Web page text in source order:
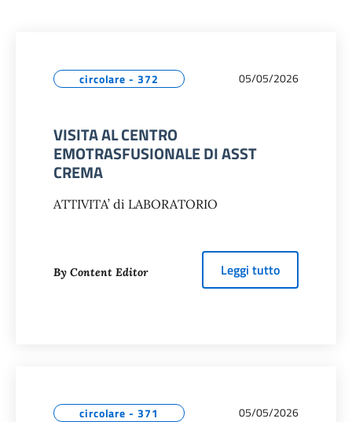
circolare - 372 05/05/2026
VISITA AL CENTRO
EMOTRASFUSIONALE DI ASST
CREMA
ATTIVITA’ di LABORATORIO
By Content Editor Leggi tuttoabout
circolare - 371 05/05/2026